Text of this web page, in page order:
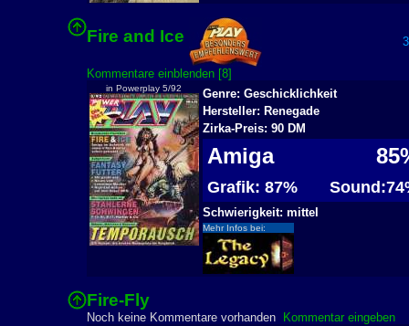
Fire and Ice
Kommentare einblenden [8]
in Powerplay 5/92
Genre: Geschicklichkeit
Hersteller: Renegade
Zirka-Preis: 90 DM
Amiga
Grafik: 87%
Schwierigkeit: mittel
Mehr Infos bei:
Fire-Fly
Noch keine Kommentare vorhanden
Kommentar eingeben